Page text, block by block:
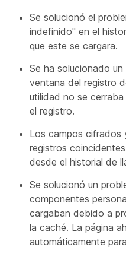
Se solucionó el
indefinido" en el
que este se cargara.
Se ha solucionado
ventana del registro
utilidad no se
el registro.
Los campos cifrados
registros
desde el historial de
Se solucionó un
componentes
cargaban debido a
la caché. La página
automáticamente